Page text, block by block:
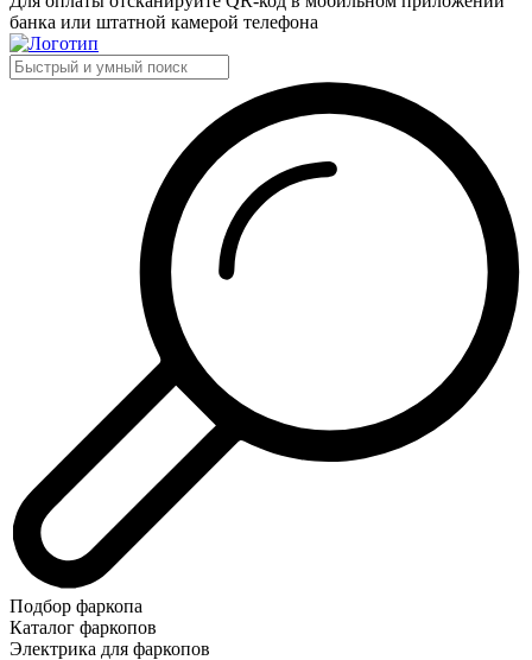
банка или штатной камерой телефона
Подбор фаркопа
Каталог фаркопов
Электрика для фаркопов